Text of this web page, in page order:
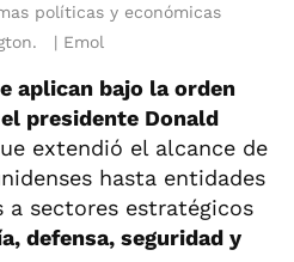
políticas y económicas
Emol
aplican bajo la orden
presidente Donald
extendió el alcance de
hasta entidades
a sectores estratégicos
defensa, seguridad y